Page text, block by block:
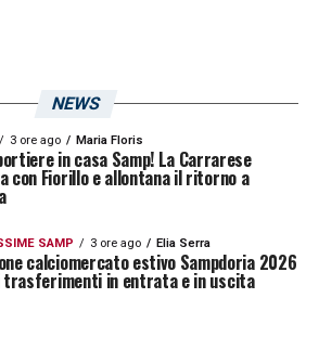
potuto, mi sono preso il
bene ai tifosi del Napoli e ad
è guerra… e in guerra
perdere
NOSTRE TOP NEWS
NEWS
3 ore ago Maria Floris
in casa Samp! La Carrarese
con Fiorillo e allontana il ritorno a
SAMP 3 ore ago Elia Serra
calciomercato estivo Sampdoria 2026
trasferimenti in entrata e in uscita